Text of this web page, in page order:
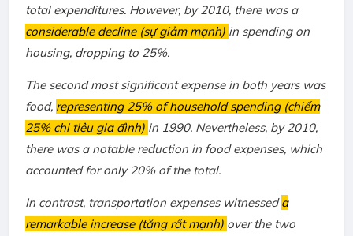
total expenditures. However, by 2010, there was a
considerable decline (sự giảm mạnh) in spending on
housing, dropping to 25%.
The second most significant expense in both years was
food, representing 25% of household spending (chiếm
25% chi tiêu gia đình) in 1990. Nevertheless, by 2010,
there was a notable reduction in food expenses, which
accounted for only 20% of the total.
In contrast, transportation expenses witnesseda
remarkable increase (tăng rất mạnh) over the two